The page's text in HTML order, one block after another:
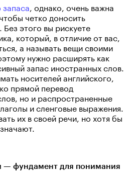
, однако, очень важна
четко доносить
этого вы рискуете
который, в отличие от вас,
а называть вещи своими
нужно расширять как
запас иностранных слов.
носителей английского,
прямой перевод
но и распространенные
и сленговые выражения.
их в своей речи, но хотя бы
— фундамент для понимания